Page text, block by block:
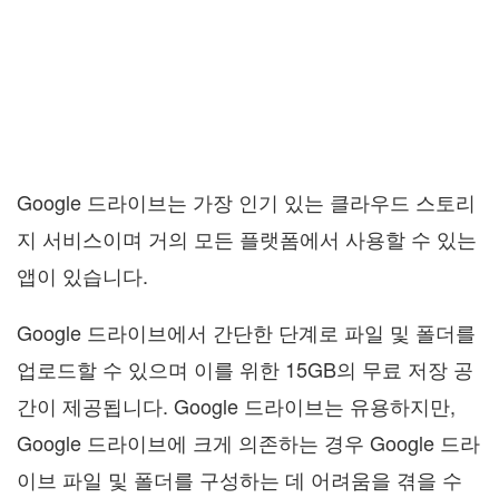
Google 드라이브는 가장 인기 있는 클라우드 스토리
지 서비스이며 거의 모든 플랫폼에서 사용할 수 있는
앱이 있습니다.
Google 드라이브에서 간단한 단계로 파일 및 폴더를
업로드할 수 있으며 이를 위한 15GB의 무료 저장 공
간이 제공됩니다. Google 드라이브는 유용하지만,
Google 드라이브에 크게 의존하는 경우 Google 드라
이브 파일 및 폴더를 구성하는 데 어려움을 겪을 수